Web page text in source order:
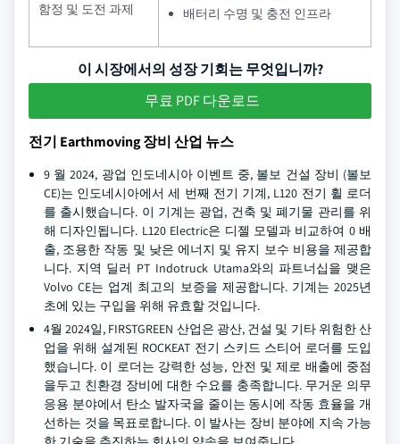
함정 및 도전 과제
배터리 수명 및 충전 인프라
이 시장에서의 성장 기회는 무엇입니까?
무료 PDF 다운로드
전기 Earthmoving 장비 산업 뉴스
9 월 2024, 광업 인도네시아 이벤트 중, 볼보 건설 장비 (볼보
CE)는 인도네시아에서 세 번째 전기 기계, L120 전기 휠 로더
를 출시했습니다. 이 기계는 광업, 건축 및 폐기물 관리를 위
해 디자인됩니다. L120 Electric은 디젤 모델과 비교하여 0 배
출, 조용한 작동 및 낮은 에너지 및 유지 보수 비용을 제공합
니다. 지역 딜러 PT Indotruck Utama와의 파트너십을 맺은
Volvo CE는 업계 최고의 보증을 제공합니다. 기계는 2025년
초에 있는 구입을 위해 유효할 것입니다.
4월 2024일, FIRSTGREEN 산업은 광산, 건설 및 기타 위험한 산
업을 위해 설계된 ROCKEAT 전기 스키드 스티어 로더를 도입
했습니다. 이 로더는 강력한 성능, 안전 및 제로 배출에 중점
을두고 친환경 장비에 대한 수요를 충족합니다. 무거운 의무
응용 분야에서 탄소 발자국을 줄이는 동시에 작동 효율을 개
선하는 것을 목표로합니다. 이 발사는 장비 분야에 지속 가능